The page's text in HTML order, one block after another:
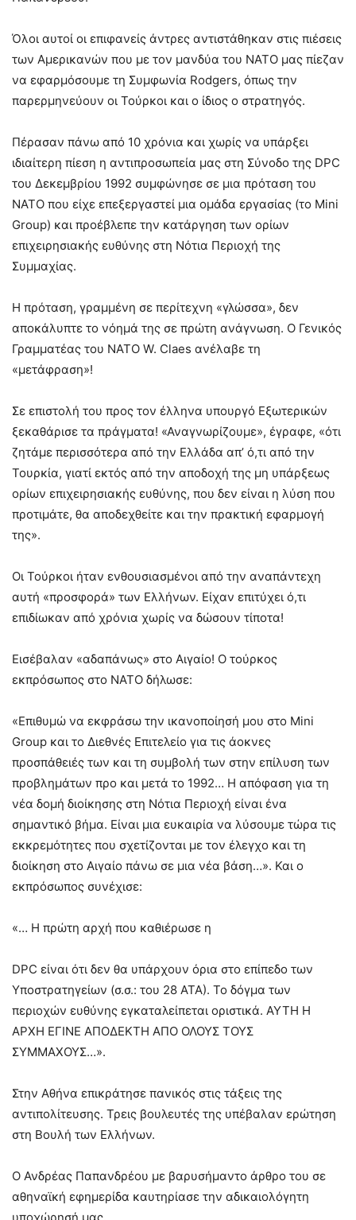
Όλοι αυτοί οι επιφανείς άντρες αντιστάθηκαν στις πιέσεις
των Αμερικανών που με τον μανδύα του ΝΑΤΟ μας πίεζαν
να εφαρμόσουμε τη Συμφωνία Rodgers, όπως την
παρερμηνεύουν οι Τούρκοι και ο ίδιος ο στρατηγός.
Πέρασαν πάνω από 10 χρόνια και χωρίς να υπάρξει
ιδιαίτερη πίεση η αντιπροσωπεία μας στη Σύνοδο της DPC
του Δεκεμβρίου 1992 συμφώνησε σε μια πρόταση του
ΝΑΤΟ που είχε επεξεργαστεί μια ομάδα εργασίας (το Mini
Group) και προέβλεπε την κατάργηση των ορίων
επιχειρησιακής ευθύνης στη Νότια Περιοχή της
Συμμαχίας.
Η πρόταση, γραμμένη σε περίτεχνη «γλώσσα», δεν
αποκάλυπτε το νόημά της σε πρώτη ανάγνωση. Ο Γενικός
Γραμματέας του ΝΑΤΟ W. Claes ανέλαβε τη
«μετάφραση»!
Σε επιστολή του προς τον έλληνα υπουργό Εξωτερικών
ξεκαθάρισε τα πράγματα! «Αναγνωρίζουμε», έγραφε, «ότι
ζητάμε περισσότερα από την Ελλάδα απ’ ό,τι από την
Τουρκία, γιατί εκτός από την αποδοχή της μη υπάρξεως
ορίων επιχειρησιακής ευθύνης, που δεν είναι η λύση που
προτιμάτε, θα αποδεχθείτε και την πρακτική εφαρμογή
της».
Οι Τούρκοι ήταν ενθουσιασμένοι από την αναπάντεχη
αυτή «προσφορά» των Ελλήνων. Είχαν επιτύχει ό,τι
επιδίωκαν από χρόνια χωρίς να δώσουν τίποτα!
Εισέβαλαν «αδαπάνως» στο Αιγαίο! Ο τούρκος
εκπρόσωπος στο ΝΑΤΟ δήλωσε:
«Επιθυμώ να εκφράσω την ικανοποίησή μου στο Mini
Group και το Διεθνές Επιτελείο για τις άοκνες
προσπάθειές των και τη συμβολή των στην επίλυση των
προβλημάτων προ και μετά το 1992… Η απόφαση για τη
νέα δομή διοίκησης στη Νότια Περιοχή είναι ένα
σημαντικό βήμα. Είναι μια ευκαιρία να λύσουμε τώρα τις
εκκρεμότητες που σχετίζονται με τον έλεγχο και τη
διοίκηση στο Αιγαίο πάνω σε μια νέα βάση…». Και ο
εκπρόσωπος συνέχισε:
«… Η πρώτη αρχή που καθιέρωσε η
DPC είναι ότι δεν θα υπάρχουν όρια στο επίπεδο των
Υποστρατηγείων (σ.σ.: του 28 ΑΤΑ). Το δόγμα των
περιοχών ευθύνης εγκαταλείπεται οριστικά. ΑΥΤΗ Η
ΑΡΧΗ ΕΓΙΝΕ ΑΠΟΔΕΚΤΗ ΑΠΟ ΟΛΟΥΣ ΤΟΥΣ
ΣΥΜΜΑΧΟΥΣ…».
Στην Αθήνα επικράτησε πανικός στις τάξεις της
αντιπολίτευσης. Τρεις βουλευτές της υπέβαλαν ερώτηση
στη Βουλή των Ελλήνων.
Ο Ανδρέας Παπανδρέου με βαρυσήμαντο άρθρο του σε
αθηναϊκή εφημερίδα καυτηρίασε την αδικαιολόγητη